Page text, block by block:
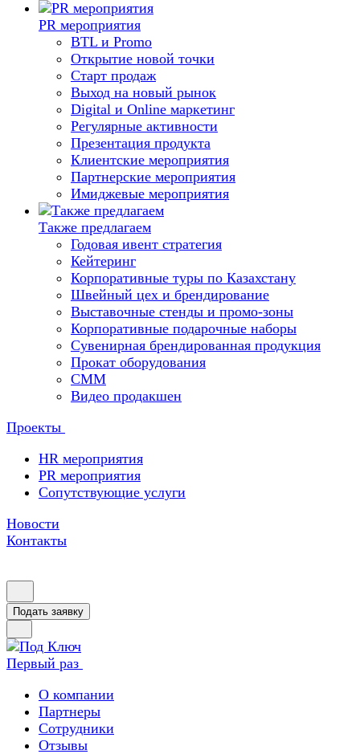
PR мероприятия
BTL и Promo
Открытие новой точки
Старт продаж
Выход на новый рынок
Digital и Online маркетинг
Регулярные активности
Презентация продукта
Клиентские мероприятия
Партнерские мероприятия
Имиджевые мероприятия
Также предлагаем
Годовая ивент стратегия
Кейтеринг
Корпоративные туры по Казахстану
Швейный цех и брендирование
Выставочные стенды и промо-зоны
Корпоративные подарочные наборы
Сувенирная брендированная продукция
Прокат оборудования
СММ
Видео продакшен
Проекты
HR мероприятия
PR мероприятия
Сопутствующие услуги
Новости
Контакты
Подать заявку
Первый раз
О компании
Партнеры
Сотрудники
Отзывы